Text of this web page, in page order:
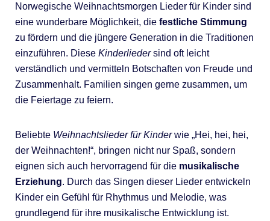
Norwegische Weihnachtsmorgen Lieder für Kinder sind
eine wunderbare Möglichkeit, die festliche Stimmung
zu fördern und die jüngere Generation in die Traditionen
einzuführen. Diese Kinderliedersind oft leicht
verständlich und vermitteln Botschaften von Freude und
Zusammenhalt. Familien singen gerne zusammen, um
die Feiertage zu feiern.
Beliebte Weihnachtslieder für Kinderwie „Hei, hei, hei,
der Weihnachten!“, bringen nicht nur Spaß, sondern
eignen sich auch hervorragend für die musikalische
Erziehung. Durch das Singen dieser Lieder entwickeln
Kinder ein Gefühl für Rhythmus und Melodie, was
grundlegend für ihre musikalische Entwicklung ist.